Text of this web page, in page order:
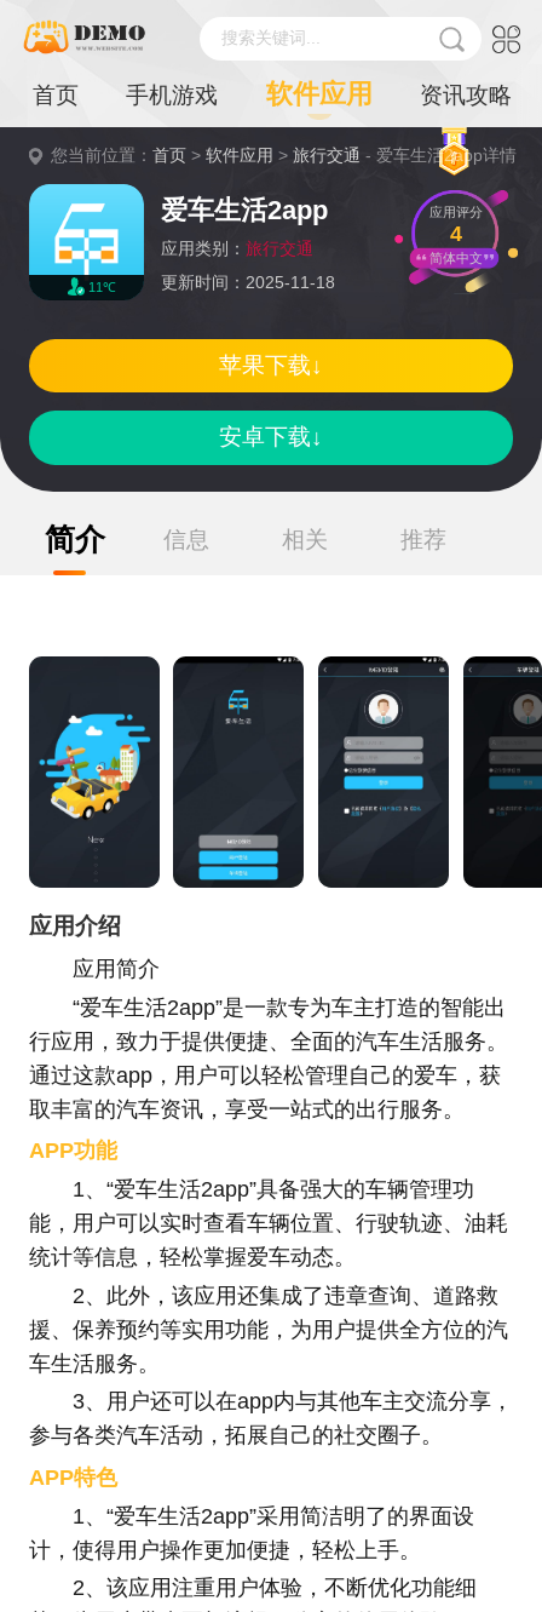
搜索关键词...
首页 手机游戏 软件应用 资讯攻略
您当前位置：首页 >软件应用 >旅行交通 - 爱车生活2app详情
11℃
爱车生活2app
应用类别： 旅行交通
更新时间：2025-11-18
应用评分
4
简体中文
安卓下载↓
苹果下载↓
简介 信息 相关 推荐
应用介绍
应用简介
“爱车生活2app”是一款专为车主打造的智能出
行应用，致力于提供便捷、全面的汽车生活服务。
通过这款app，用户可以轻松管理自己的爱车，获
取丰富的汽车资讯，享受一站式的出行服务。
APP功能
1、“爱车生活2app”具备强大的车辆管理功
能，用户可以实时查看车辆位置、行驶轨迹、油耗
统计等信息，轻松掌握爱车动态。
2、此外，该应用还集成了违章查询、道路救
援、保养预约等实用功能，为用户提供全方位的汽
车生活服务。
3、用户还可以在app内与其他车主交流分享，
参与各类汽车活动，拓展自己的社交圈子。
APP特色
1、“爱车生活2app”采用简洁明了的界面设
计，使得用户操作更加便捷，轻松上手。
2、该应用注重用户体验，不断优化功能细